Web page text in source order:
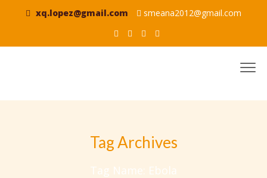
xq.lopez@gmail.com smeana2012@gmail.com
Tag Archives
Tag Name: Ebola